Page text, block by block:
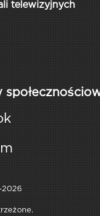
telewizyjnych
2026